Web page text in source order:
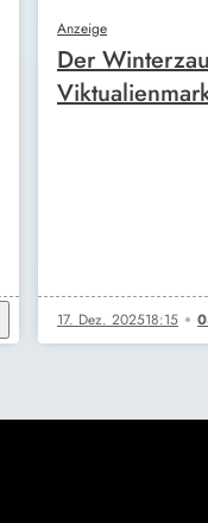
Anzeige
Der
17. Dez. 202518:15